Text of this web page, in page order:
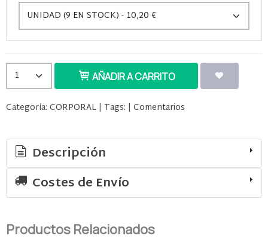
AÑADIR A CARRITO
Categoría: CORPORAL | Tags: | Comentarios
Descripción
Costes de Envío
Productos Relacionados